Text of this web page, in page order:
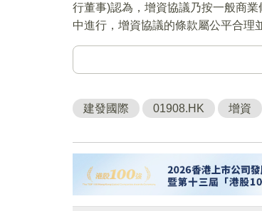
行董事)認為，增資協議乃按一般商
中進行，增資協議的條款屬公平合理
建發國際 01908.HK 增資